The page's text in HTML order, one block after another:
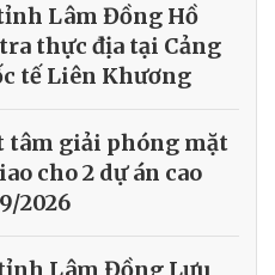
Lâm Đồng Hồ
thực địa tại Cảng
tế Liên Khương
tâm giải phóng mặt
cho 2 dự án cao
2026
Lâm Đồng Lưu